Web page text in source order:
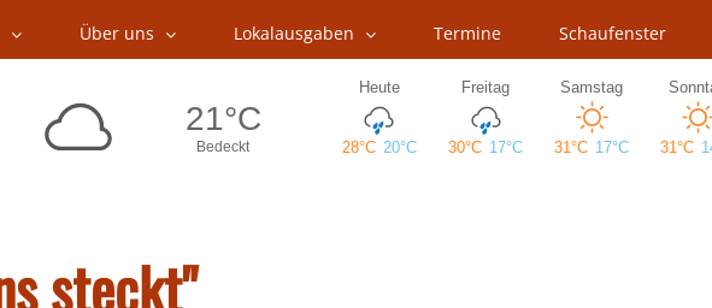
Über uns Lokalausgaben Termine Schaufenster
steckt"